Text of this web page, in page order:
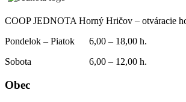
COOP JEDNOTA Horný Hričov – otváracie
Pondelok – Piatok 6,00 – 18,00 h.
Sobota 6,00 – 12,00 h.
Obec